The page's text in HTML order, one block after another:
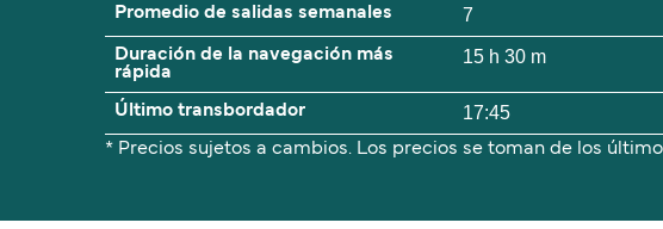
Promedio de salidas semanales 7
Duración de la navegación más
rápida
15 h 30 m
Último transbordador 17:45
* Precios sujetos a cambios. Los precios se toman de los